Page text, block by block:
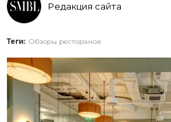
Редакция сайта
Теги: Обзоры ресторанов